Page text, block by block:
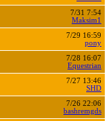
7/31 7:54
Maksim1
7/29 16:59
pony
7/28 16:07
Equestrian
7/27 13:46
SHD
7/26 22:06
bashremgds